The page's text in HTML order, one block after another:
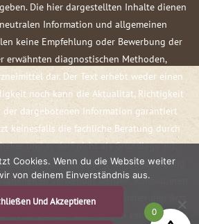
Die hier dargestellten Inhalte dienen
Information und allgemeinen
keine Empfehlung oder Bewerbung der
erwähnten diagnostischen Methoden,
dar. Der Text erhebt weder einen
noch kann die Aktualität, Richtigkeit
der dargebotenen Information garantiert
keinesfalls die fachliche Beratung durch
und er darf nicht als Grundlage zur
und Beginn, Änderung oder Beendigung
verwendet werden. Konsultieren
Fragen oder Beschwerden immer den Arzt
meine Quellen übernehmen keine Haftung
0
Cookies. Wenn du die Website weiter
von deinem Einverständnis aus.
Und Akzeptieren